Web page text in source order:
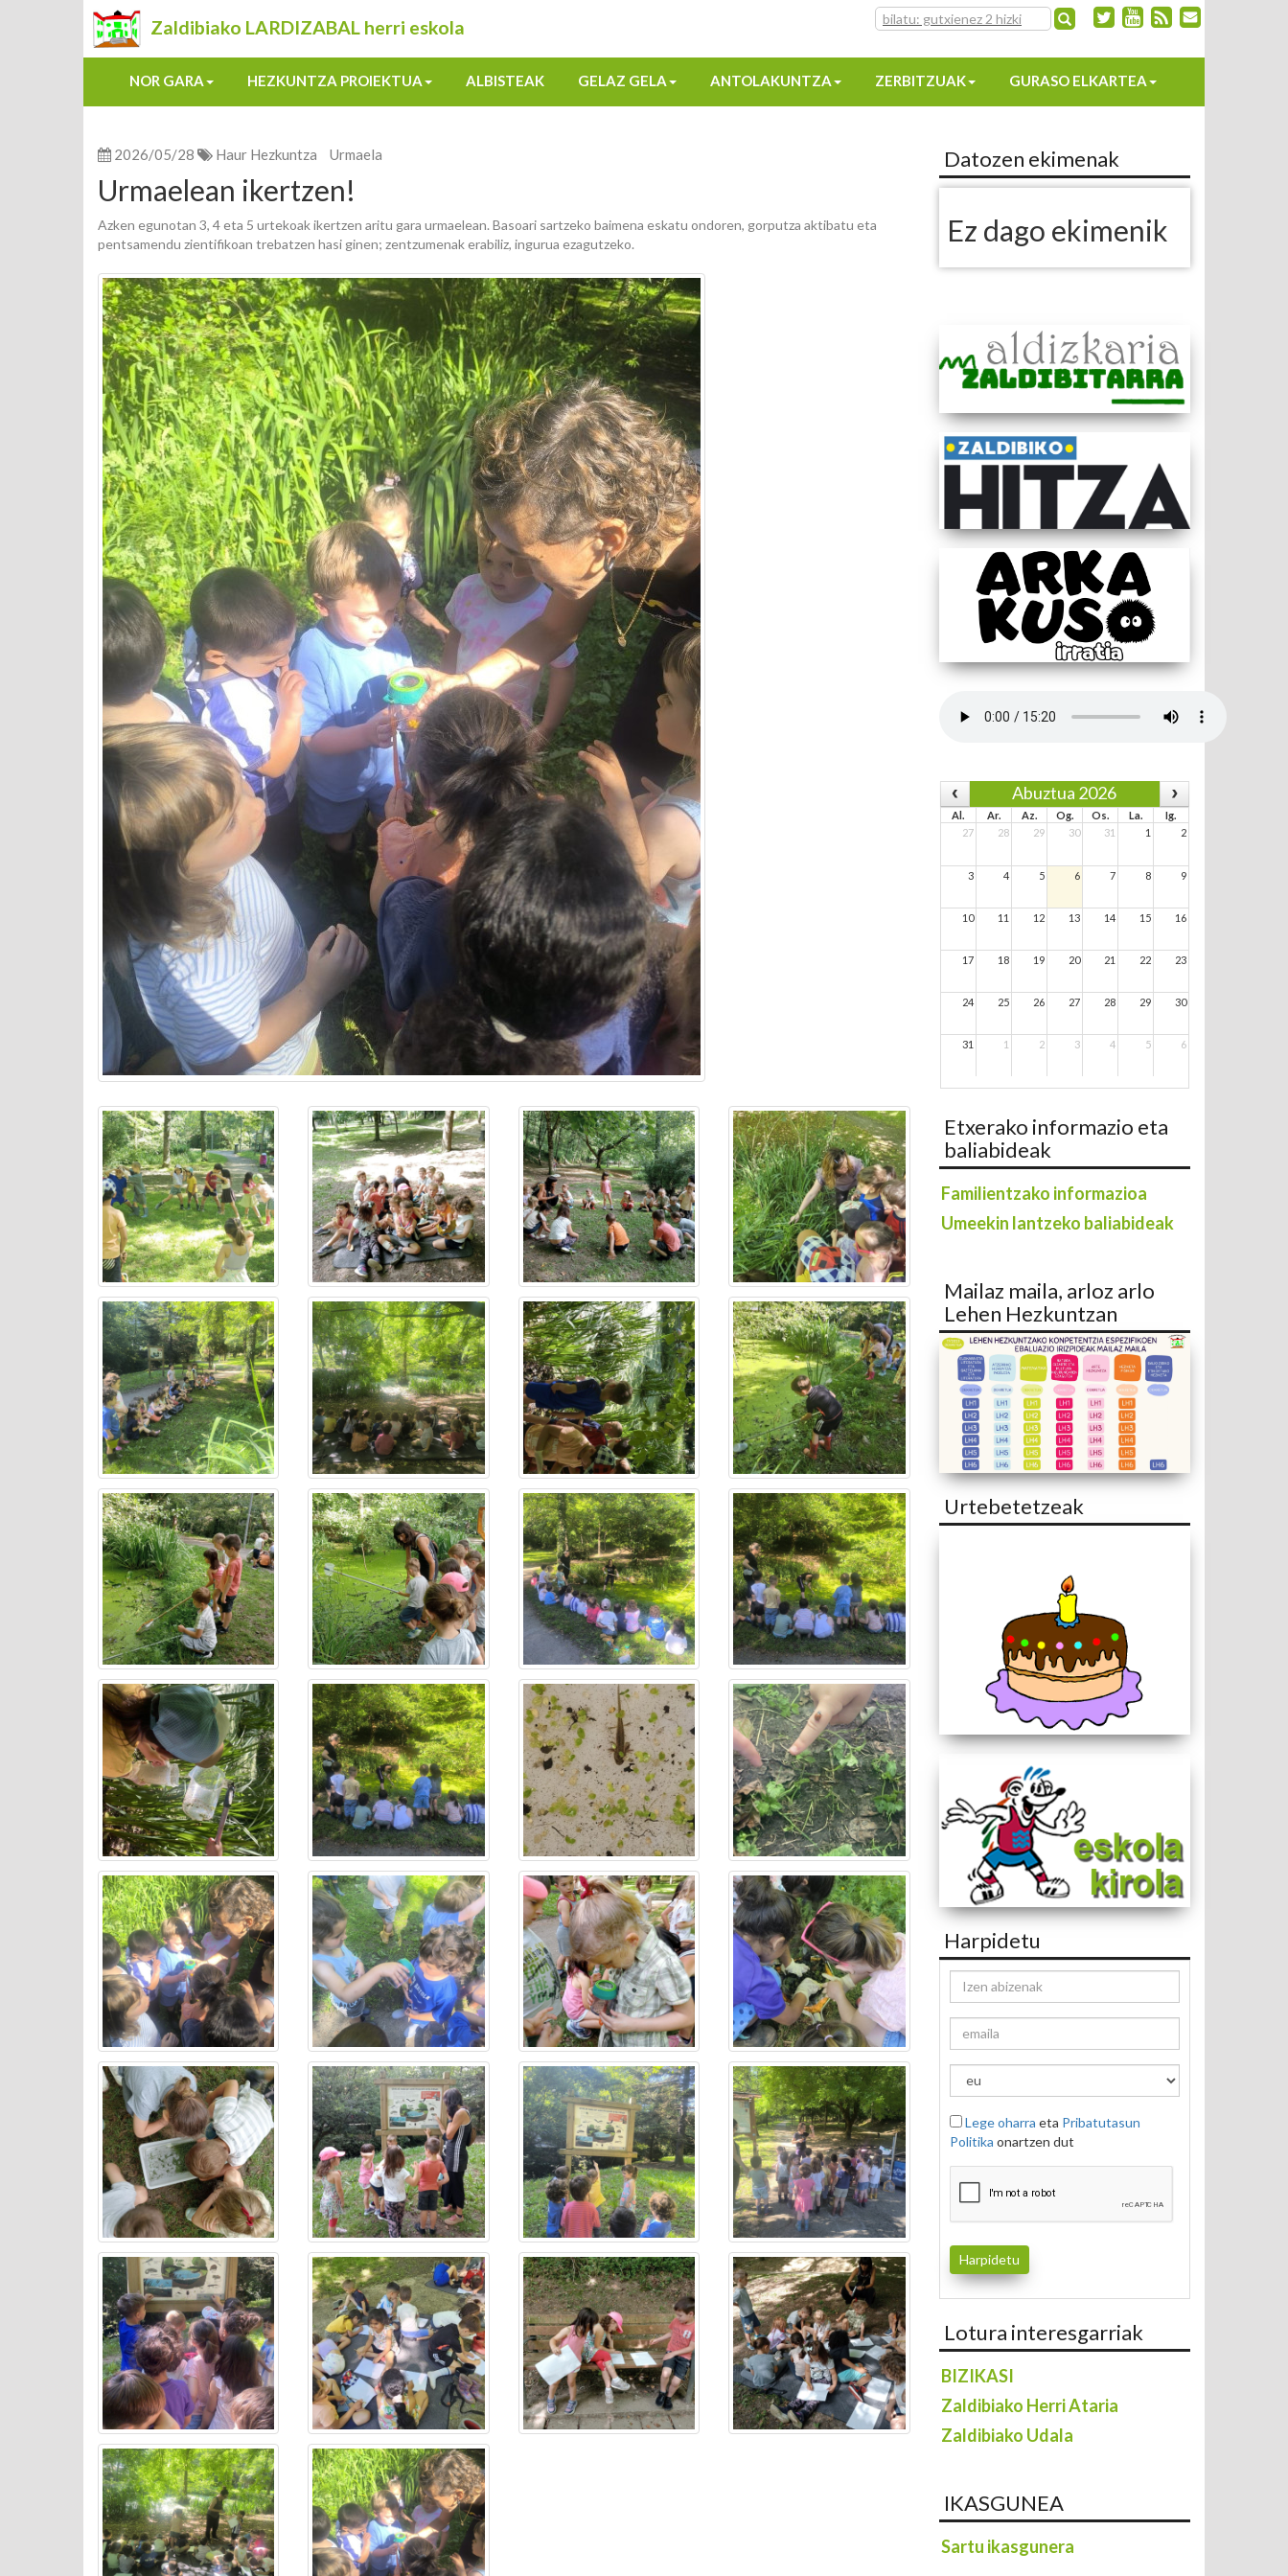
Zaldibiako LARDIZABAL herri eskola
NOR GARA HEZKUNTZA PROIEKTUA ALBISTEAK GELAZ GELA ANTOLAKUNTZA ZERBITZUAK GURASO ELKARTEA
2026/05/28 Haur Hezkuntza Urmaela
Urmaelean ikertzen!
Azken egunotan 3, 4 eta 5 urtekoak ikertzen aritu gara urmaelean. Basoari sartzeko baimena eskatu ondoren, gorputza aktibatu eta
pentsamendu zientifikoan trebatzen hasi ginen; zentzumenak erabiliz, ingurua ezagutzeko.
Datozen ekimenak
Ez dago ekimenik
Abuztua 2026
Al. Ar. Az. Og. Os. La.
Ig.
27
28 29 30 31 1 2
3 4 5 6 7 8 9
10 11 12 13 14 15 16
17 18 19 20 21 22 23
24 25 26 27 28 29 30
31 1 2 3 4 5 6
Etxerako informazio eta
baliabideak
Familientzako informazioa
Umeekin lantzeko baliabideak
Mailaz maila, arloz arlo
Lehen Hezkuntzan
Urtebetetzeak
Harpidetu
Lege oharra eta Pribatutasun
Politika onartzen dut
Lotura interesgarriak
BIZIKASI
Zaldibiako Herri Ataria
Zaldibiako Udala
IKASGUNEA
Sartu ikasgunera